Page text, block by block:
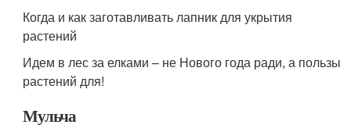
Когда и как заготавливать лапник для укрытия
растений
Идем в лес за елками – не Нового года ради, а пользы
растений для!
Мульча